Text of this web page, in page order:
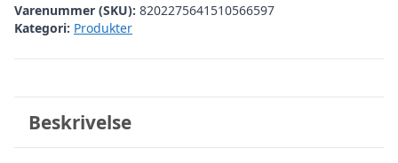
Varenummer (SKU): 8202275641510566597
Kategori: Produkter
Beskrivelse